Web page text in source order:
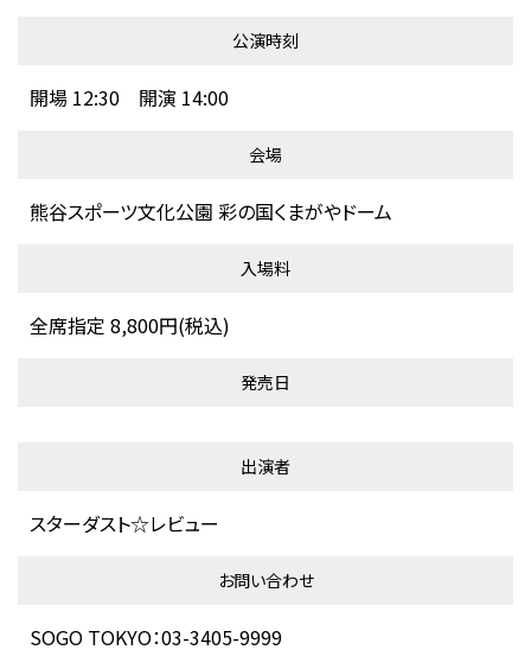
公演時刻
開場 12:30 開演 14:00
会場
熊谷スポーツ文化公園 彩の国くまがやドーム
入場料
全席指定 8,800円(税込)
発売日
出演者
スターダスト☆レビュー
お問い合わせ
SOGO TOKYO：03-3405-9999